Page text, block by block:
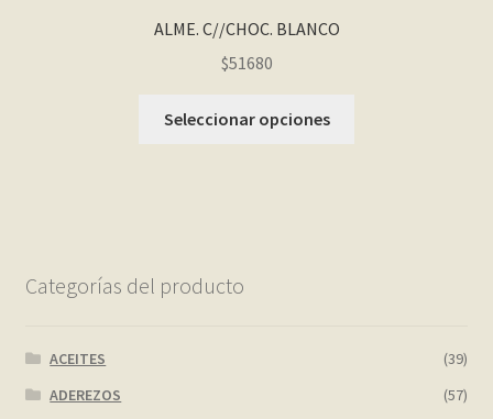
ALME. C//CHOC. BLANCO
$51680
Seleccionar opciones
Categorías del producto
ACEITES
(39)
ADEREZOS
(57)